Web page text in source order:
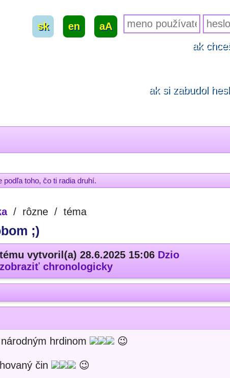
sk en
aA
ak
ak si zabudol
toho, čo ti radia druhí.
/ rôzne / téma
;)
tému vytvoril(a) 28.6.2025 15:06 Dzio
zobraziť chronologicky
hrdinom 😉
čin 😉